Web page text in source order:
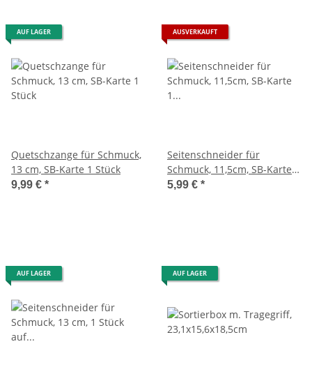
AUF LAGER
Quetschzange für Schmuck,
13 cm, SB-Karte 1 Stück
9,99 € *
AUSVERKAUFT
Seitenschneider für
Schmuck, 11,5cm, SB-Karte 1
Stück
5,99 € *
AUF LAGER AUF LAGER